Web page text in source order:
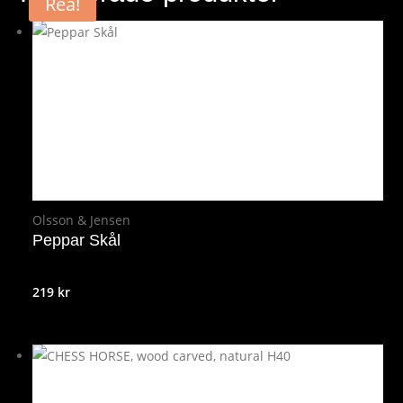
Olsson & Jensen
Peppar Skål
219 kr